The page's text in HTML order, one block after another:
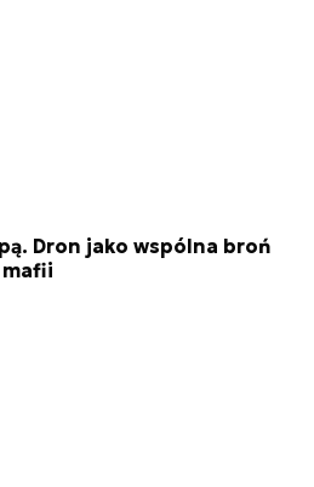
Dron jako wspólna broń